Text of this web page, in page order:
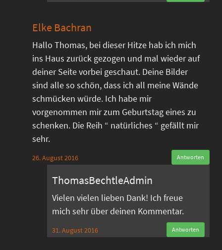
Elke Bachran
Hallo Thomas, bei dieser Hitze hab ich mich
ins Haus zurück gezogen und mal wieder auf
deiner Seite vorbei geschaut. Deine Bilder
sind alle so schön, dass ich all meine Wände
schmücken würde. Ich habe mir
vorgenommen mir zum Geburtstag eines zu
schenken. Die Reih “ natürliches “ gefällt mir
sehr.
26. August 2016 Antworten
ThomasBechtleAdmin
Vielen vielen lieben Dank! Ich freue
mich sehr über deinen Kommentar.
31. August 2016 Antworten